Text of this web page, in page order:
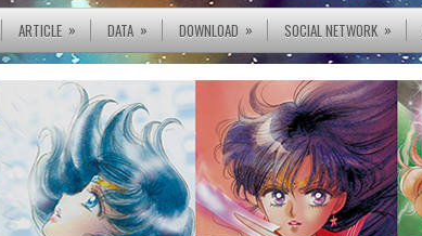
ARTICLE » DATA » DOWNLOAD » SOCIAL NETWORK »